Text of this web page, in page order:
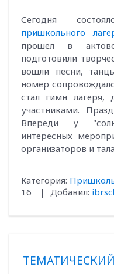
Сегодня
пришкольного
прошёл в
подготовили
вошли песни,
номер
стал гимн лагеря,
участниками.
Впереди у
интересных
организаторов и
Категория:
16
| Добавил: